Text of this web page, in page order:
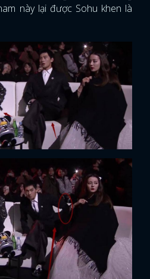
này lại được Sohu khen là